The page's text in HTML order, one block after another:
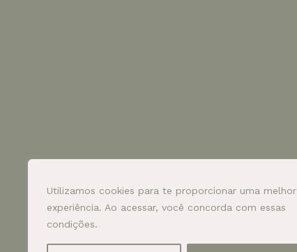
Utilizamos cookies para te proporcionar uma melhor
experiência. Ao acessar, você concorda com essas
condições.